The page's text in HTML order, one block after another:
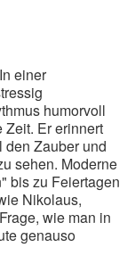
einer
humorvoll
Zeit. Er erinnert
den Zauber und
sehen. Moderne
bis zu Feiertagen
Nikolaus,
wie man in
genauso